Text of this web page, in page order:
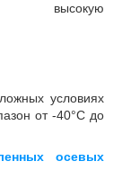
высокую
условиях
от -40°С до
осевых